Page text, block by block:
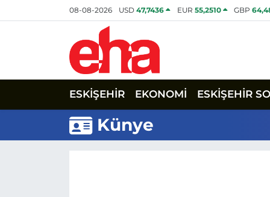
08-08-2026 USD47,7436 EUR 55,2510 GBP
ESKİŞEHİR EKONOMİ ESKİŞEHİR
Künye